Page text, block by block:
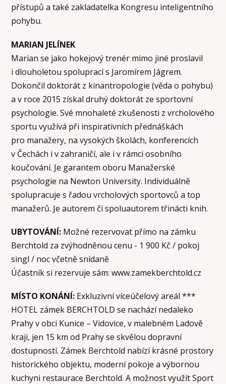
přístupů a také zakladatelka Kongresu inteligentního
pohybu.
MARIAN JELÍNEK
Marian se jako hokejový trenér mimo jiné proslavil
i dlouholetou spoluprací s Jaromírem Jágrem.
Dokončil doktorát z kinantropologie (věda o pohybu)
a v roce 2015 získal druhý doktorát ze sportovní
psychologie. Své mnohaleté zkušenosti z vrcholového
sportu využívá při inspirativních přednáškách
pro manažery, na vysokých školách, konferencích
v Čechách i v zahraničí, ale i v rámci osobního
koučování. Je garantem oboru Manažerské
psychologie na Newton University. Individuálně
spolupracuje s řadou vrcholových sportovců a top
manažerů. Je autorem či spoluautorem třinácti knih.
UBYTOVÁNÍ: Možné rezervovat přímo na zámku
Berchtold za zvýhodněnou cenu - 1 900 Kč / pokoj
singl / noc včetně snídaně
Účastník si rezervuje sám: www.zamekberchtold.cz
MÍSTO KONÁNÍ: Exkluzivní víceúčelový areál ***
HOTEL zámek BERCHTOLD se nachází nedaleko
Prahy v obci Kunice – Vidovice, v malebném Ladově
kraji, jen 15 km od Prahy se skvělou dopravní
dostupností. Zámek Berchtold nabízí krásné prostory
historického objektu, moderní pokoje a výbornou
kuchyni restaurace Berchtold. A možnost využít Sport